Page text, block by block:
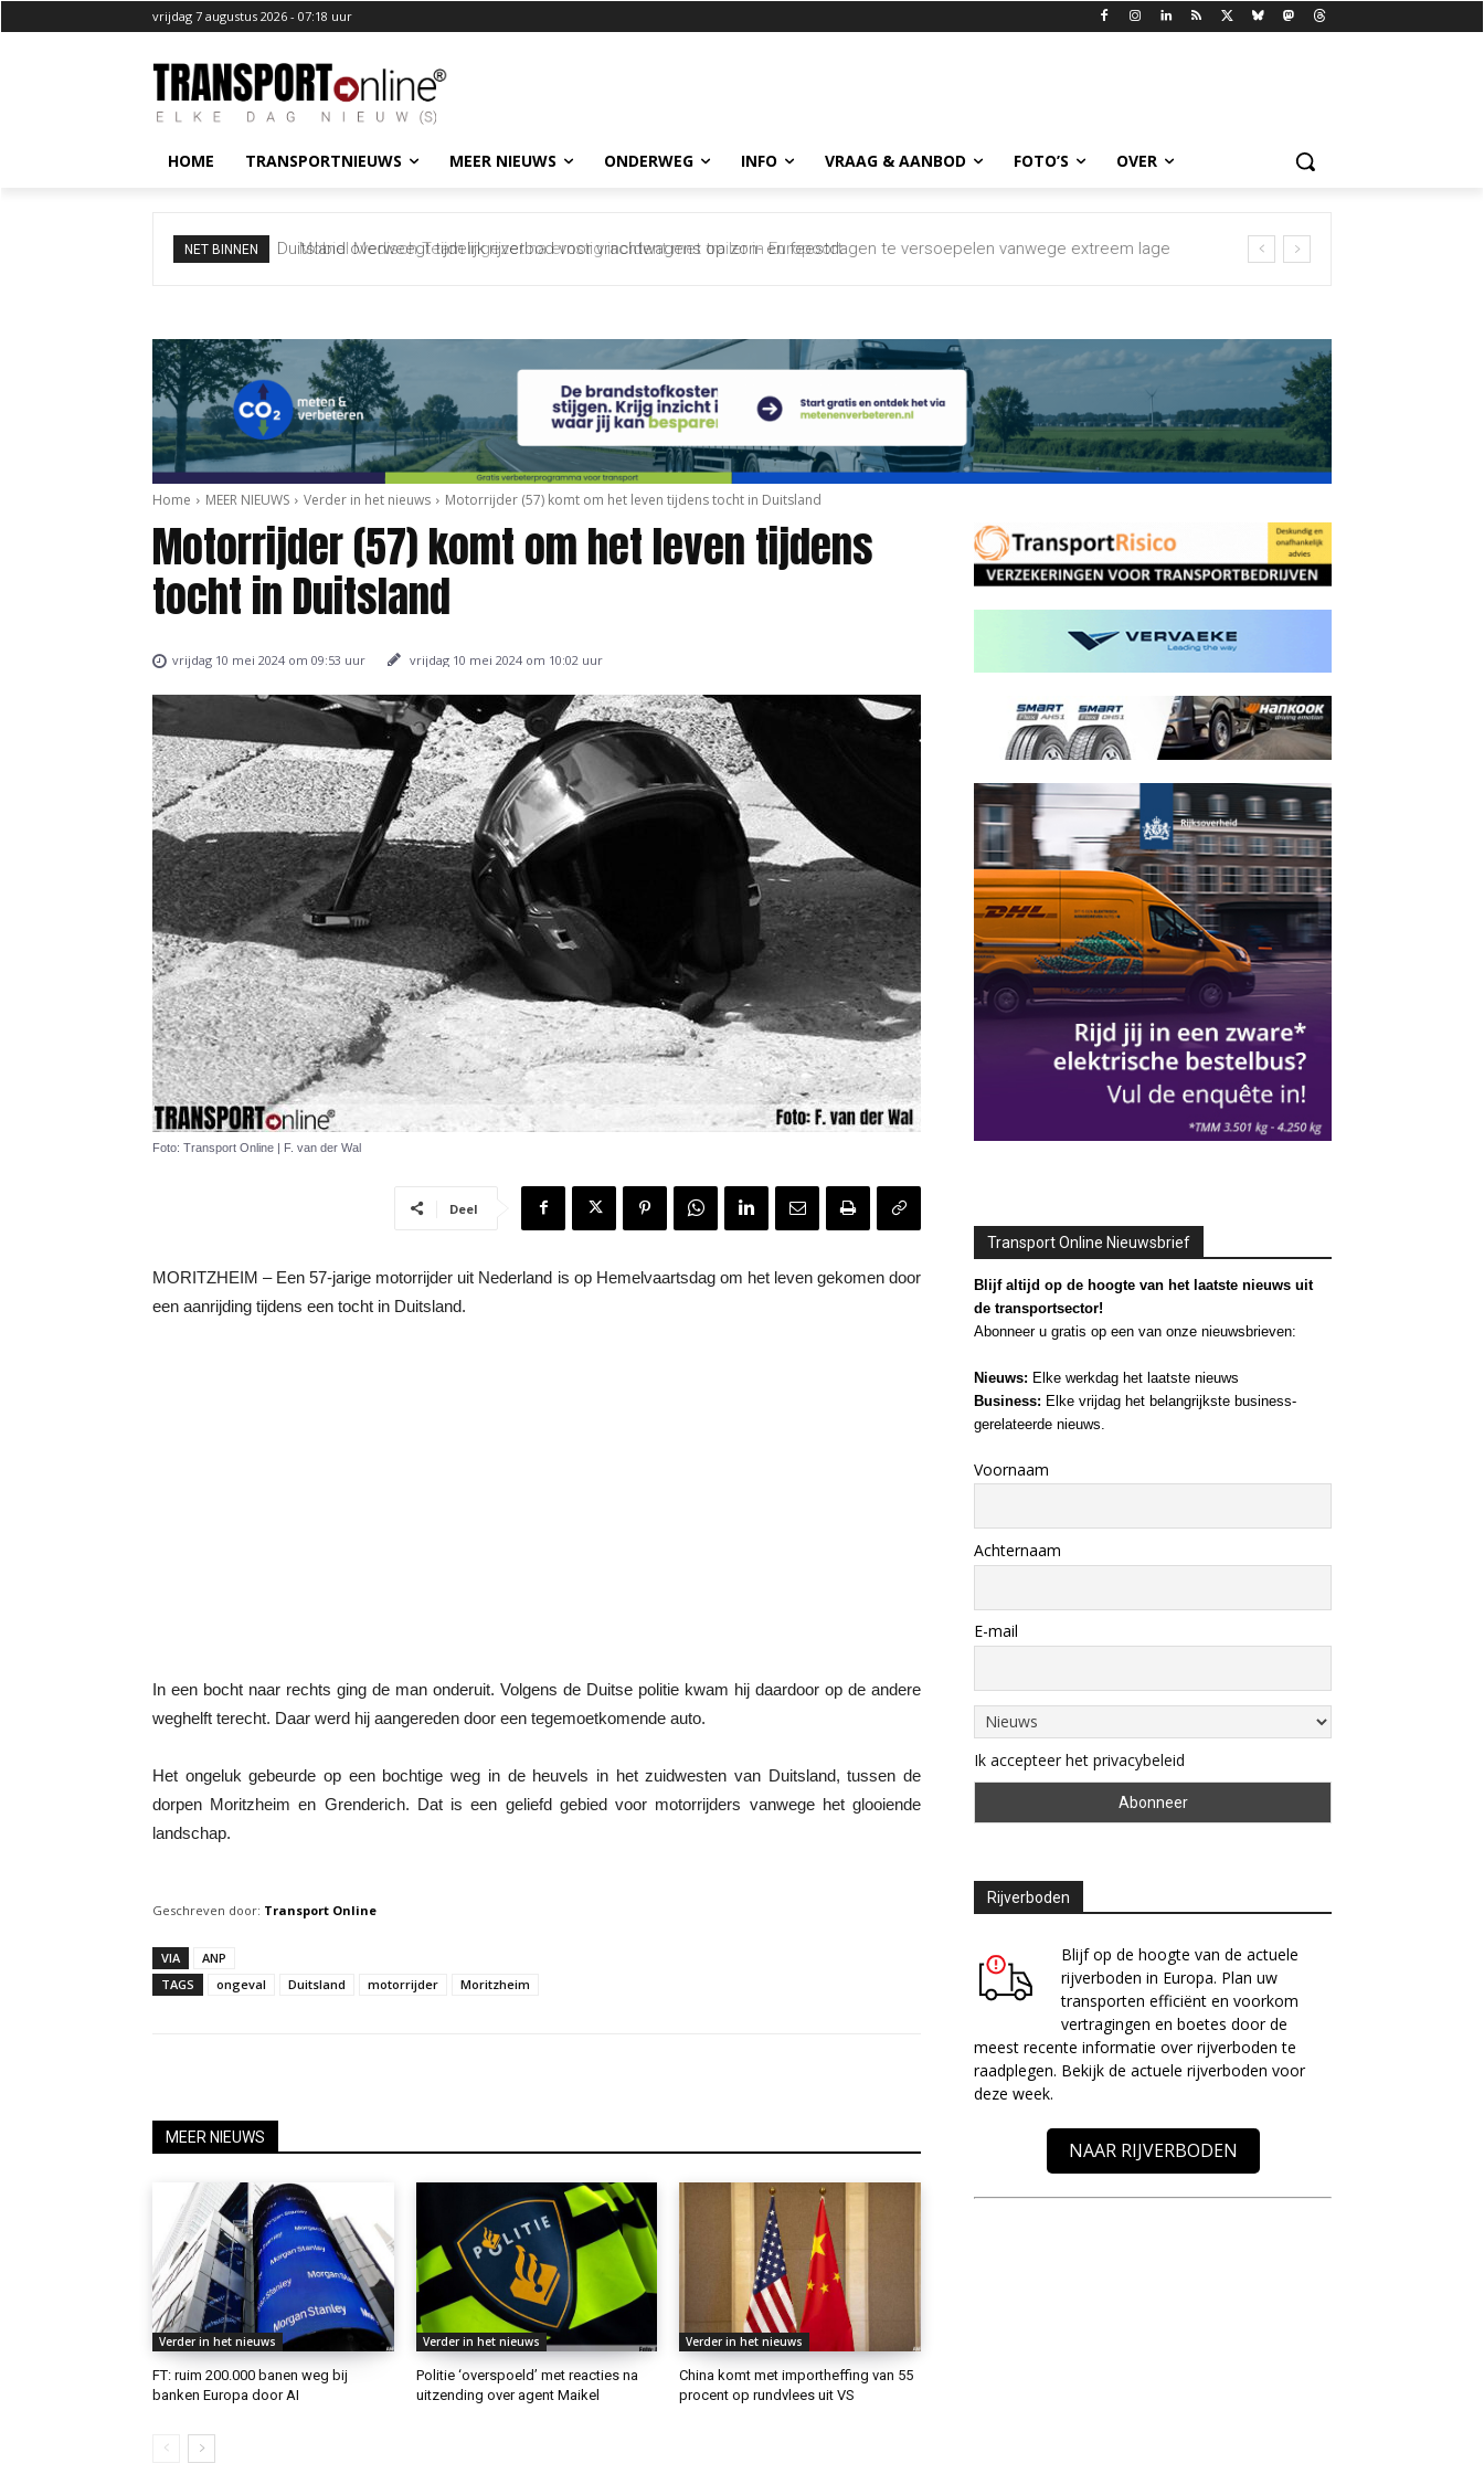
vrijdag 7 augustus 2026 - 07:18 uur
HOME TRANSPORTNIEUWS MEER NIEUWS ONDERWEG INFO VRAAG & AANBOD FOTO’S OVER
NET BINNEN Mobiel Medisch Team ingezet na ernstig incident met trailer in Europoort
Home MEER NIEUWS Verder in het nieuws Motorrijder (57) komt om het leven tijdens tocht in Duitsland
Motorrijder (57) komt om het leven tijdens
tocht in Duitsland
vrijdag 10 mei 2024 om 09:53 uur vrijdag 10 mei 2024 om 10:02 uur
Foto: Transport Online | F. van der Wal
Deel
MORITZHEIM – Een 57-jarige motorrijder uit Nederland is op Hemelvaartsdag om het leven gekomen door
een aanrijding tijdens een tocht in Duitsland.
In een bocht naar rechts ging de man onderuit. Volgens de Duitse politie kwam hij daardoor op de andere
weghelft terecht. Daar werd hij aangereden door een tegemoetkomende auto.
Het ongeluk gebeurde op een bochtige weg in de heuvels in het zuidwesten van Duitsland, tussen de
dorpen Moritzheim en Grenderich. Dat is een geliefd gebied voor motorrijders vanwege het glooiende
landschap.
Geschreven door: Transport Online
VIA
ANP
TAGS
ongeval Duitsland motorrijder Moritzheim
MEER NIEUWS
Verder in het nieuws
FT: ruim 200.000 banen weg bij
banken Europa door AI
Verder in het nieuws
Politie ‘overspoeld’ met reacties na
uitzending over agent Maikel
Verder in het nieuws
China komt met importheffing van 55
procent op rundvlees uit VS
Transport Online Nieuwsbrief
Blijf altijd op de hoogte van het laatste nieuws uit
de transportsector!
Abonneer u gratis op een van onze nieuwsbrieven:
Nieuws: Elke werkdag het laatste nieuws
Business: Elke vrijdag het belangrijkste business-
gerelateerde nieuws.
Voornaam
Achternaam
E-mail
Ik accepteer het privacybeleid
Rijverboden
Blijf op de hoogte van de actuele
rijverboden in Europa. Plan uw
transporten efficiënt en voorkom
vertragingen en boetes door de
meest recente informatie over rijverboden te
raadplegen. Bekijk de actuele rijverboden voor
deze week.
NAAR RIJVERBODEN